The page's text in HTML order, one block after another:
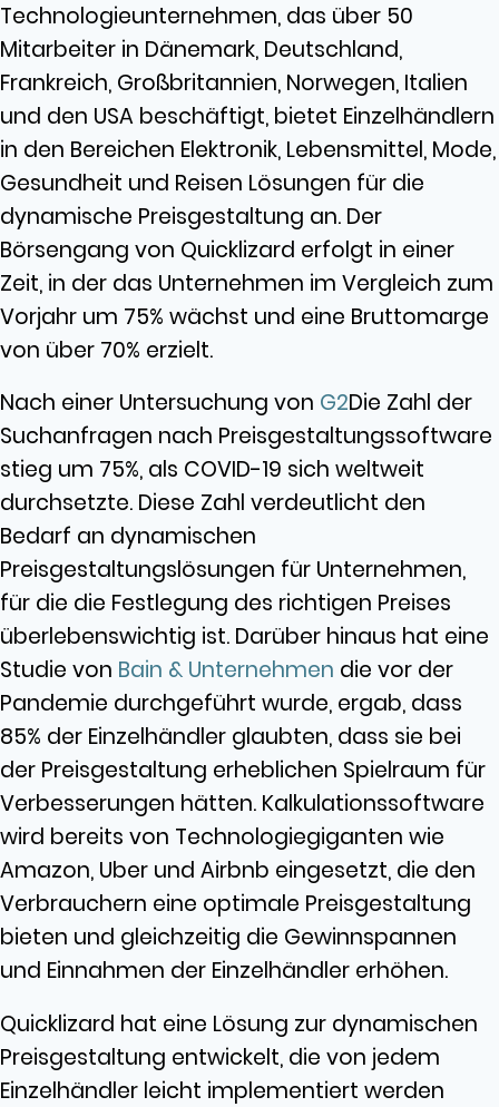
Technologieunternehmen, das über 50
Mitarbeiter in Dänemark, Deutschland,
Frankreich, Großbritannien, Norwegen, Italien
und den USA beschäftigt, bietet Einzelhändlern
in den Bereichen Elektronik, Lebensmittel, Mode,
Gesundheit und Reisen Lösungen für die
dynamische Preisgestaltung an. Der
Börsengang von Quicklizard erfolgt in einer
Zeit, in der das Unternehmen im Vergleich zum
Vorjahr um 75% wächst und eine Bruttomarge
von über 70% erzielt.
Nach einer Untersuchung von G2Die Zahl der
Suchanfragen nach Preisgestaltungssoftware
stieg um 75%, als COVID-19 sich weltweit
durchsetzte. Diese Zahl verdeutlicht den
Bedarf an dynamischen
Preisgestaltungslösungen für Unternehmen,
für die die Festlegung des richtigen Preises
überlebenswichtig ist. Darüber hinaus hat eine
Studie von Bain & Unternehmen die vor der
Pandemie durchgeführt wurde, ergab, dass
85% der Einzelhändler glaubten, dass sie bei
der Preisgestaltung erheblichen Spielraum für
Verbesserungen hätten. Kalkulationssoftware
wird bereits von Technologiegiganten wie
Amazon, Uber und Airbnb eingesetzt, die den
Verbrauchern eine optimale Preisgestaltung
bieten und gleichzeitig die Gewinnspannen
und Einnahmen der Einzelhändler erhöhen.
Quicklizard hat eine Lösung zur dynamischen
Preisgestaltung entwickelt, die von jedem
Einzelhändler leicht implementiert werden